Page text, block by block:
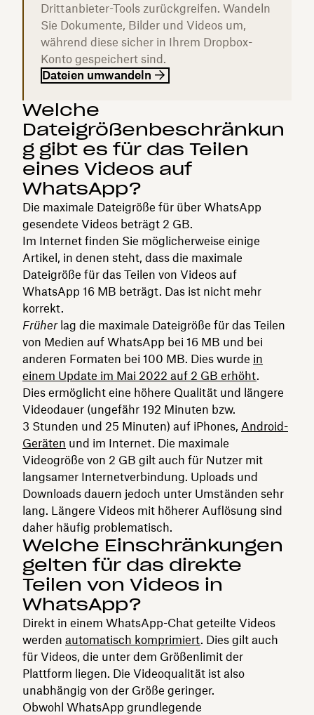
Drittanbieter-Tools zurückgreifen. Wandeln
Sie Dokumente, Bilder und Videos um,
während diese sicher in Ihrem Dropbox-
Konto gespeichert sind.
Dateien umwandeln
Welche
Dateigrößenbeschränkun
g gibt es für das Teilen
eines Videos auf
WhatsApp?
Die maximale Dateigröße für über WhatsApp
gesendete Videos beträgt 2 GB.
Im Internet finden Sie möglicherweise einige
Artikel, in denen steht, dass die maximale
Dateigröße für das Teilen von Videos auf
WhatsApp 16 MB beträgt. Das ist nicht mehr
korrekt.
Früherlag die maximale Dateigröße für das Teilen
von Medien auf WhatsApp bei 16 MB und bei
anderen Formaten bei 100 MB. Dies wurde in
einem Update im Mai 2022 auf 2 GB erhöht.
Dies ermöglicht eine höhere Qualität und längere
Videodauer (ungefähr 192 Minuten bzw.
3 Stunden und 25 Minuten) auf iPhones, Android-
Geräten und im Internet. Die maximale
Videogröße von 2 GB gilt auch für Nutzer mit
langsamer Internetverbindung. Uploads und
Downloads dauern jedoch unter Umständen sehr
lang. Längere Videos mit höherer Auflösung sind
daher häufig problematisch.
Welche Einschränkungen
gelten für das direkte
Teilen von Videos in
WhatsApp?
Direkt in einem WhatsApp-Chat geteilte Videos
werden automatisch komprimiert. Dies gilt auch
für Videos, die unter dem Größenlimit der
Plattform liegen. Die Videoqualität ist also
unabhängig von der Größe geringer.
Obwohl WhatsApp grundlegende